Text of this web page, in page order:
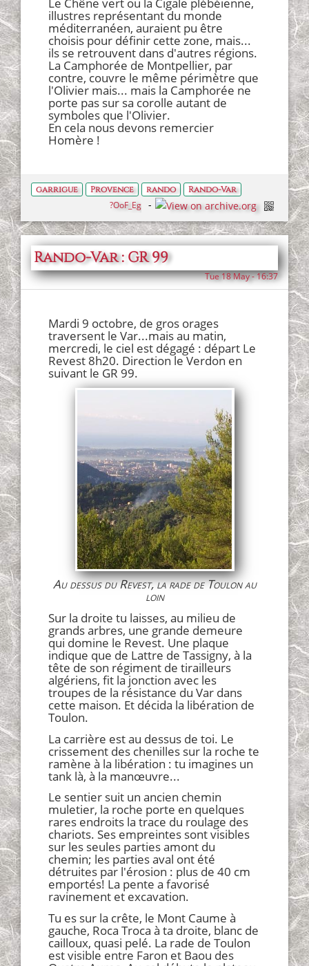
Le Chêne vert ou la Cigale plébéienne,
illustres représentant du monde
méditerranéen, auraient pu être
choisis pour définir cette zone, mais...
ils se retrouvent dans d'autres régions.
La Camphorée de Montpellier, par
contre, couvre le même périmètre que
l'Olivier mais... mais la Camphorée ne
porte pas sur sa corolle autant de
symboles que l'Olivier.
En cela nous devons remercier
Homère !
garrigue Provence rando
Rando-Var
?OoF_Eg
Rando-Var : GR 99
Tue 18 May - 16:37
Mardi 9 octobre, de gros orages
traversent le Var...mais au matin,
mercredi, le ciel est dégagé : départ Le
Revest 8h20. Direction le Verdon en
suivant le GR 99.
Au dessus du Revest, la rade de Toulon au
loin
Sur la droite tu laisses, au milieu de
grands arbres, une grande demeure
qui domine le Revest. Une plaque
indique que de Lattre de Tassigny, à la
tête de son régiment de tirailleurs
algériens, fit la jonction avec les
troupes de la résistance du Var dans
cette maison. Et décida la libération de
Toulon.
La carrière est au dessus de toi. Le
crissement des chenilles sur la roche te
ramène à la libération : tu imagines un
tank là, à la manœuvre...
Le sentier suit un ancien chemin
muletier, la roche porte en quelques
rares endroits la trace du roulage des
chariots. Ses empreintes sont visibles
sur les seules parties amont du
chemin; les parties aval ont été
détruites par l'érosion : plus de 40 cm
emportés! La pente a favorisé
ravinement et excavation.
Tu es sur la crête, le Mont Caume à
gauche, Roca Troca à ta droite, blanc de
cailloux, quasi pelé. La rade de Toulon
est visible entre Faron et Baou des